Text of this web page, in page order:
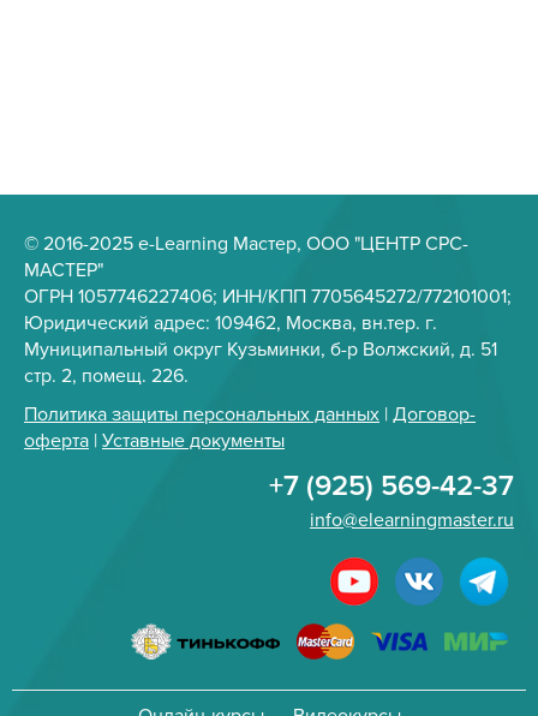
© 2016-2025 e-Learning Мастер, ООО "ЦЕНТР СРС-
МАСТЕР"
ОГРН 1057746227406; ИНН/КПП 7705645272/772101001;
Юридический адрес: 109462, Москва, вн.тер. г.
Муниципальный округ Кузьминки, б-р Волжский, д. 51
стр. 2, помещ. 226.
Политика защиты персональных данных | Договор-
оферта | Уставные документы
+7 (925) 569-42-37
info@elearningmaster.ru